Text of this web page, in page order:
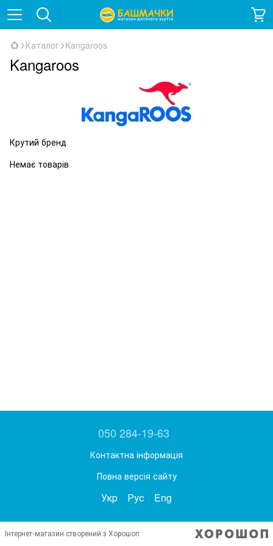
Каталог Kangaroos
Kangaroos
Крутий бренд
Немає товарів
050 284-19-63
Контактна інформація
Повна версія сайту
Укр Рус Eng
Інтернет-магазин створений з Хорошоп